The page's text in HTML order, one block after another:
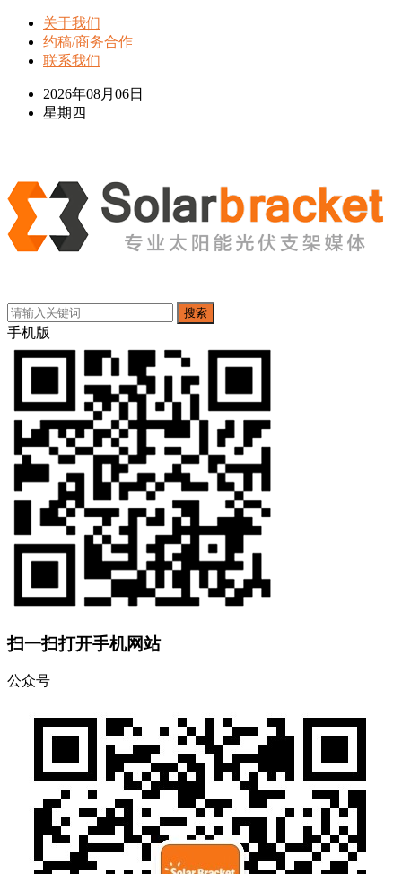
关于我们
约稿/商务合作
联系我们
2026年08月06日
星期四
搜索
手机版
扫一扫打开手机网站
公众号